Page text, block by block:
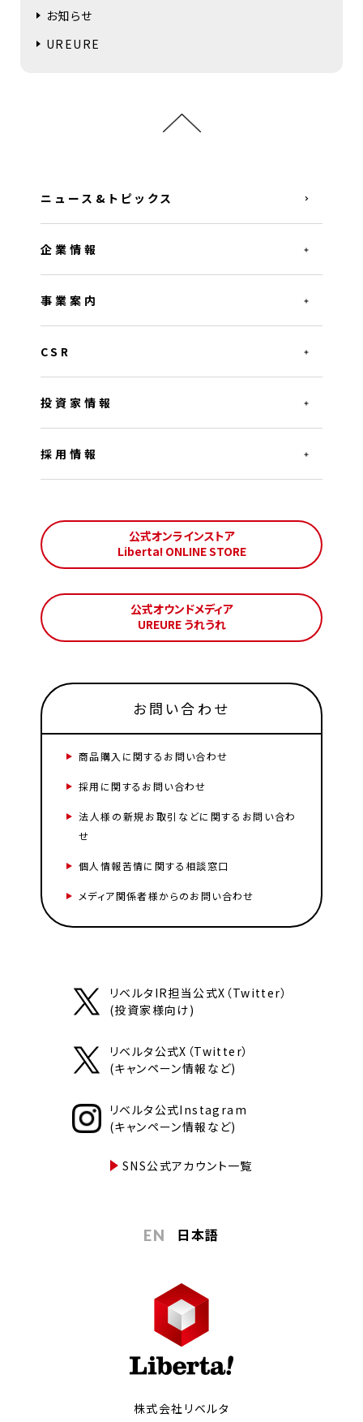
お知らせ
UREURE
ニュース&トピックス
企業情報
事業案内
CSR
投資家情報
採用情報
公式オンラインストア
Liberta! ONLINE STORE
公式オウンドメディア
UREURE うれうれ
お問い合わせ
商品購入に関するお問い合わせ
採用に関するお問い合わせ
法人様の新規お取引などに関するお問い合わ
せ
個人情報苦情に関する相談窓口
メディア関係者様からのお問い合わせ
リベルタIR担当公式X（Twitter）
(投資家様向け)
リベルタ公式X（Twitter）
(キャンペーン情報など)
リベルタ公式Instagram
(キャンペーン情報など)
SNS公式アカウント一覧
EN 日本語
株式会社リベルタ